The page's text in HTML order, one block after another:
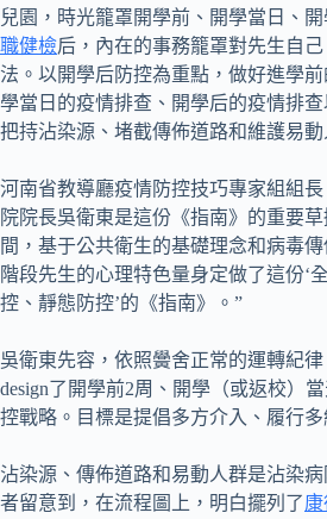
兒園，時光籠罩開學前、開學當日、
職健檢后，內在的事務籠罩對先生自
法。以開學后防控為重點，做好進學
學當日的疫情排查、開學后的疫情排
把持沾染源、堵截傳佈道路和維護易動
河南省教導廳疫情防控技巧專家組組
院院長吳衛東是這份《指南》的重要
間，基于公共衛生的基礎理念和病毒
階段先生的心理特色量身定做了這份‘
控、靜態防控’的《指南》。”
吳衛東先容，依照黌舍正常的運轉紀律
design了開學前2周、開學（或返校）
控戰略。目標是提倡多方介入、履行多
沾染源、傳佈道路和易動人群是沾染
者留意到，在流程圖上，明白擺列了